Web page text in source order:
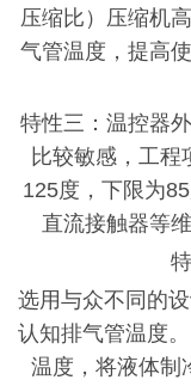
压缩比）压缩机
气管温度，提高
特性三：温控器
比较敏感，工程
125度，下限为
直流接触器等
选用与众不同的
认知排气管温度
温度，将液体制